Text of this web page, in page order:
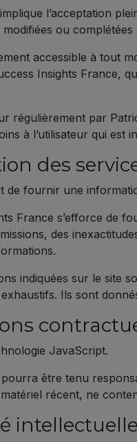
l’acceptation
modifiées ou
accessible à tout
Insights France,
régulièrement par
à l’utilisateur qui
des
de fournir une
France s’efforce de
des
indiquées sur le site
Ils sont
JavaScript.
être tenu
récent, ne